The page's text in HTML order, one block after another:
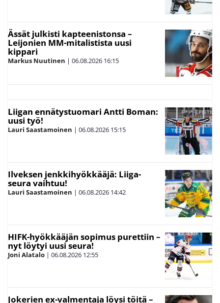
Ässät julkisti kapteenistonsa –
Leijonien MM-mitalistista uusi
kippari
Markus Nuutinen | 06.08.2026 16:15
Liigan ennätystuomari Antti Boman:
uusi työ!
Lauri Saastamoinen | 06.08.2026 15:15
Ilveksen jenkkihyökkääjä: Liiga-
seura vaihtuu!
Lauri Saastamoinen | 06.08.2026 14:42
HIFK-hyökkääjän sopimus purettiin –
nyt löytyi uusi seura!
Joni Alatalo | 06.08.2026 12:55
Jokerien ex-valmentaja löysi töitä –